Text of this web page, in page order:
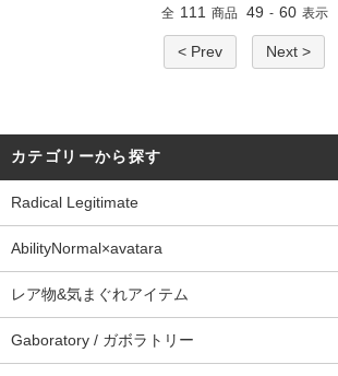
全 111 商品 49 - 60 表示
< Prev Next >
カテゴリーから探す
Radical Legitimate
AbilityNormal×avatara
レア物&気まぐれアイテム
Gaboratory / ガボラトリー